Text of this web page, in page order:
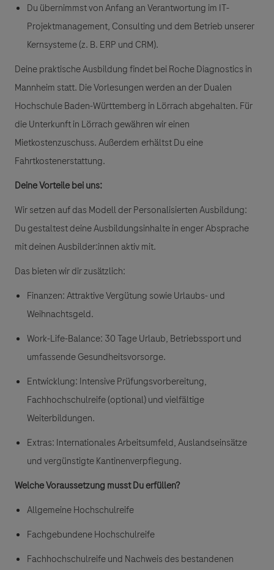
Du übernimmstvon Anfang an Verantwortung im IT-
Projektmanagement, Consulting und dem Betrieb unserer
Kernsysteme (z. B. ERP und CRM).
Deine praktische Ausbildung findet bei Roche Diagnostics in
Mannheim statt. Die Vorlesungen werden an der Dualen
Hochschule Baden-Württemberg in Lörrach abgehalten. Für
die Unterkunft in Lörrach gewähren wir einen
Mietkostenzuschuss. Außerdem erhältst Du eine
Fahrtkostenerstattung.
Deine Vorteile bei uns:
Wir setzen auf das Modell derPersonalisierten Ausbildung:
Du gestaltest deine Ausbildungsinhalte in enger Absprache
mit deinen Ausbilder:innen aktiv mit.
Das bieten wir dir zusätzlich:
Finanzen:Attraktive Vergütung sowie Urlaubs- und
Weihnachtsgeld.
Work-Life-Balance: 30 Tage Urlaub, Betriebssport und
umfassende Gesundheitsvorsorge.
Entwicklung: Intensive Prüfungsvorbereitung,
Fachhochschulreife (optional) und vielfältige
Weiterbildungen.
Extras: Internationales Arbeitsumfeld, Auslandseinsätze
und vergünstigte Kantinenverpflegung.
Welche Voraussetzung musst Du erfüllen?
Allgemeine Hochschulreife
Fachgebundene Hochschulreife
Fachhochschulreife und Nachweis des bestandenen